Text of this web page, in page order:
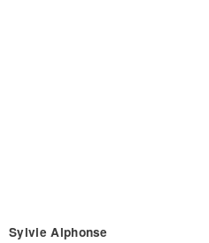
Sylvie Alphonse